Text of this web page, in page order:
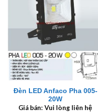
Đèn LED Anfaco Pha 005-
20W
Giá bán: Vui lòng liên hệ